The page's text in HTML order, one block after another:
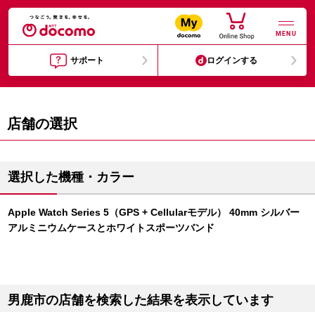
MENU
サポート ログインする
店舗の選択
選択した機種・カラー
Apple Watch Series 5（GPS + Cellularモデル） 40mm シルバー
アルミニウムケースとホワイトスポーツバンド
男鹿市の店舗を検索した結果を表示しています